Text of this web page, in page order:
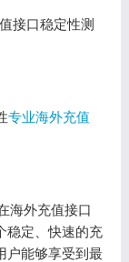
接口稳定性测
专业海外充值
海外充值接口
稳定、快速的充
户能够享受到最